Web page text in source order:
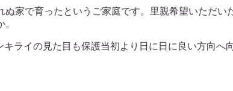
家で育ったというご家庭です。里親希望いただい
ライの見た目も保護当初より日に日に良い方向へ